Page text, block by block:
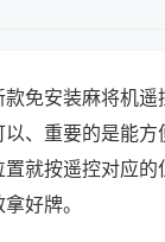
款免安装麻将机
以、重要的是能
置就按遥控对应
好牌。